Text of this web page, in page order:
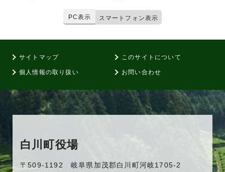
PC表示 スマートフォン表示
サイトマップ このサイトについて
個人情報の取り扱い お問い合わせ
白川町役場
〒509-1192 岐阜県加茂郡白川町河岐1705-2